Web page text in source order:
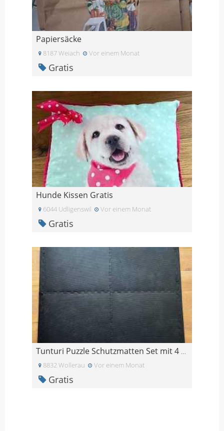
Papiersäcke
8187 Weiach Vor einem Monat
Gratis
Hunde Kissen Gratis
6044 Udligenswil Vor einem Monat
Gratis
Tunturi Puzzle Schutzmatten Set mit 4 Bodenschutz
8832 Wollerau Vor einem Monat
Gratis